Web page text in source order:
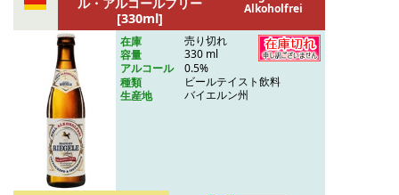
[330ml]
Alkoholfrei
在庫
売り切れ
容量
330 ml
アルコール
0.5%
種類
ビールテイスト飲料
生産地
バイエルン州